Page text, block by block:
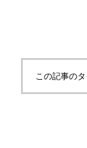
この記事の